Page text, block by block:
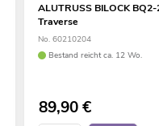
ALUTRUSS BILOCK
Traverse
No. 60210204
Bestand reicht ca. 12 Wo.
89,90€